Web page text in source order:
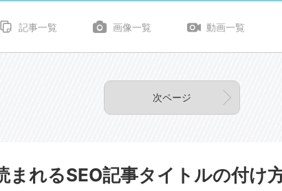
記事一覧 画像一覧 動画一覧
次ページ
まれるSEO記事タイトルの付け